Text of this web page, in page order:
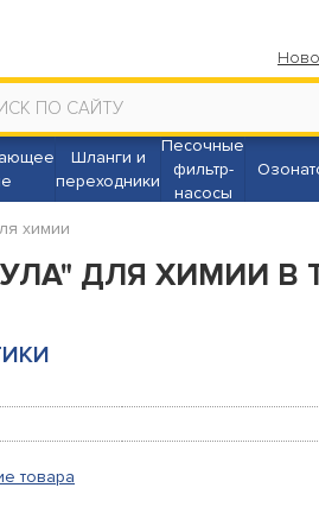
Шланги и
переходники
Песочные
фильтр-
насосы
химии
ДЛЯ ХИМИИ В
товара